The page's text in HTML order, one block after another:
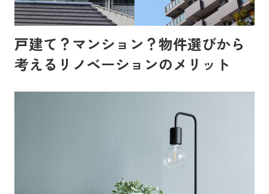
戸建て？マンション？物件選びから
考えるリノベーションのメリット